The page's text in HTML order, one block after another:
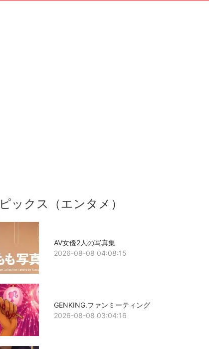
ックス（エンタメ）
AV女優2人の写真集
2026-08-08 04:08:15
GENKING.ファンミーティング
2026-08-08 03:04:16